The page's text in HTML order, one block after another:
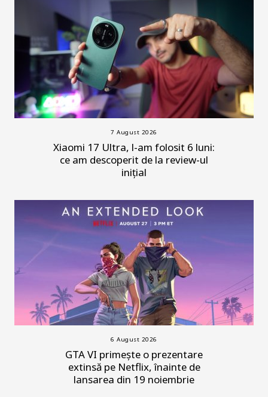
7 August 2026
Xiaomi 17 Ultra, l-am folosit 6 luni:
ce am descoperit de la review-ul
inițial
6 August 2026
GTA VI primește o prezentare
extinsă pe Netflix, înainte de
lansarea din 19 noiembrie